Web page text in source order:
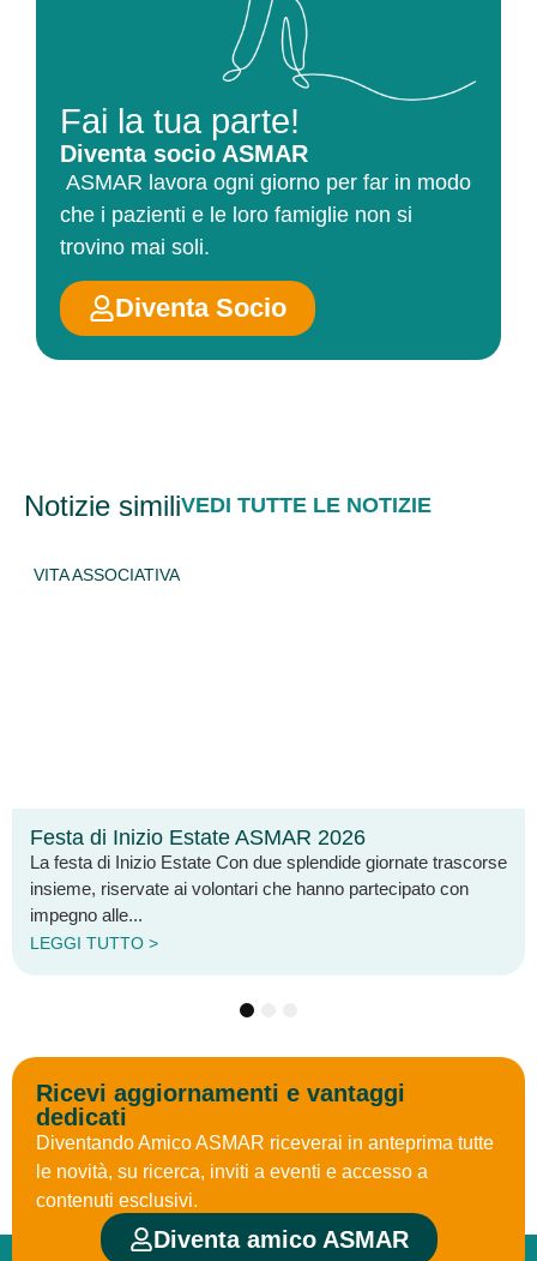
Fai la tua parte!
Diventa socio ASMAR
ASMAR lavora ogni giorno per far in modo
che i pazienti e le loro famiglie non si
trovino mai soli.
Diventa Socio
Notizie similiVEDI TUTTE LE NOTIZIE
Estate ASMAR 2026
Estate Con due splendide giornate trascorse
ai volontari che hanno partecipato con
>
È
notiziario
Ricevi aggiornamenti e vantaggi
dedicati
Diventando Amico ASMAR riceverai in anteprima tutte
le novità, su ricerca, inviti a eventi e accesso a
contenuti esclusivi.
Diventa amico ASMAR